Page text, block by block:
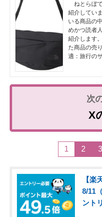
ねとらぼ
紹介してい
いる商品の
めかつ読者
紹介します
た商品の売
適：旅行の
X
1 2 3
【楽
8/11
ント